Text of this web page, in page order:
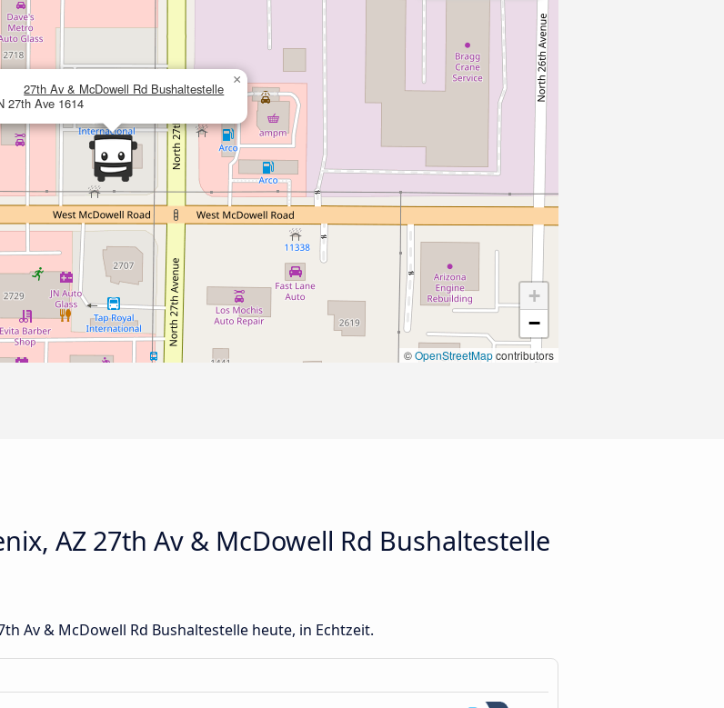
27th Av & McDowell Rd Bushaltestelle
27th Ave 1614
×
+
−
©OpenStreetMapcontributors
AZ 27th Av & McDowell Rd Bushaltestelle
Av & McDowell Rd Bushaltestelle heute, in Echtzeit.